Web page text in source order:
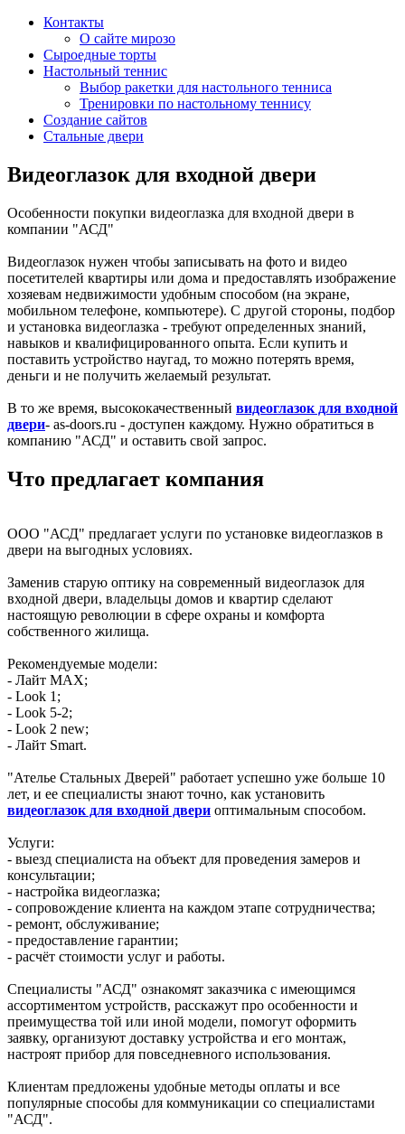
Контакты
О сайте мирозо
Сыроедные торты
Настольный теннис
Выбор ракетки для настольного тенниса
Тренировки по настольному теннису
Создание сайтов
Стальные двери
Видеоглазок для входной двери
Особенности покупки видеоглазка для входной двери в
компании "АСД"
Видеоглазок нужен чтобы записывать на фото и видео
посетителей квартиры или дома и предоставлять изображение
хозяевам недвижимости удобным способом (на экране,
мобильном телефоне, компьютере). С другой стороны, подбор
и установка видеоглазка - требуют определенных знаний,
навыков и квалифицированного опыта. Если купить и
поставить устройство наугад, то можно потерять время,
деньги и не получить желаемый результат.
В то же время, высококачественный видеоглазок для входной
двери- as-doors.ru - доступен каждому. Нужно обратиться в
компанию "АСД" и оставить свой запрос.
Что предлагает компания
ООО "АСД" предлагает услуги по установке видеоглазков в
двери на выгодных условиях.
Заменив старую оптику на современный видеоглазок для
входной двери, владельцы домов и квартир сделают
настоящую революции в сфере охраны и комфорта
собственного жилища.
Рекомендуемые модели:
- Лайт MAX;
- Look 1;
- Look 5-2;
- Look 2 new;
- Лайт Smart.
"Ателье Стальных Дверей" работает успешно уже больше 10
лет, и ее специалисты знают точно, как установить
видеоглазок для входной двери оптимальным способом.
Услуги:
- выезд специалиста на объект для проведения замеров и
консультации;
- настройка видеоглазка;
- сопровождение клиента на каждом этапе сотрудничества;
- ремонт, обслуживание;
- предоставление гарантии;
- расчёт стоимости услуг и работы.
Специалисты "АСД" ознакомят заказчика с имеющимся
ассортиментом устройств, расскажут про особенности и
преимущества той или иной модели, помогут оформить
заявку, организуют доставку устройства и его монтаж,
настроят прибор для повседневного использования.
Клиентам предложены удобные методы оплаты и все
популярные способы для коммуникации со специалистами
"АСД".